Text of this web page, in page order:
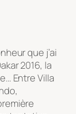
que j’ai
2016, la
Entre Villa